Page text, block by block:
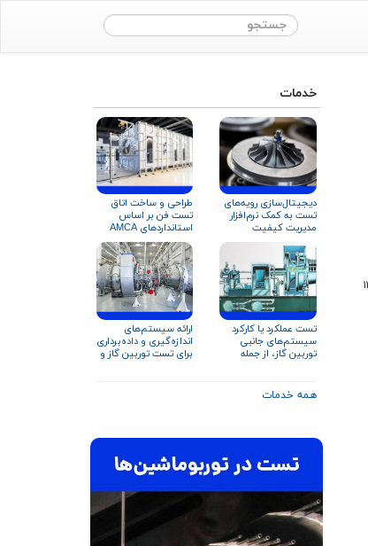
خدمات
دیجیتال‌سازی رویه‌های
تست به کمک نرم‌افزار
مدیریت کیفیت
طراحی و ساخت اتاق
تست فن بر اساس
استانداردهای AMCA
۲۱۰ و ISO ۵۸۰۱
تست عملکرد یا کارکرد
سیستم‌های جانبی
توربین گاز، از جمله
ارائه سیستم‌های
اندازه‌گیری و داده‌برداری
برای تست توربین گاز و
همه خدمات